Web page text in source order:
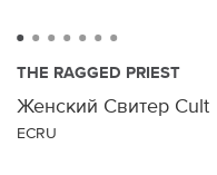
THE RAGGED PRIEST
Женский Свитер Cult
ECRU